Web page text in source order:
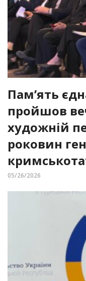
Пам’ять
пройшов
художній
роковин
05/26/2026